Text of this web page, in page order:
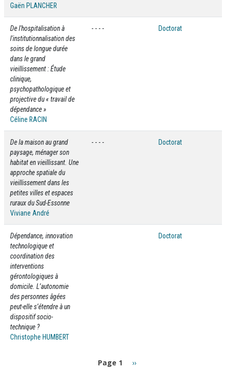
Gaën PLANCHER
De l'hospitalisation à
l'institutionnalisation des
soins de longue durée
dans le grand
vieillissement : Étude
clinique,
psychopathologique et
projective du « travail de
dépendance »
Céline RACIN
- - - - Doctorat
De la maison au grand
paysage, ménager son
habitat en vieillissant. Une
approche spatiale du
vieillissement dans les
petites villes et espaces
ruraux du Sud-Essonne
Viviane André
- - - - Doctorat
Dépendance, innovation
technologique et
coordination des
interventions
gérontologiques à
domicile. L’autonomie
des personnes âgées
peut-elle s’étendre à un
dispositif socio-
technique ?
Christophe HUMBERT
Doctorat
Page 1
Page
››